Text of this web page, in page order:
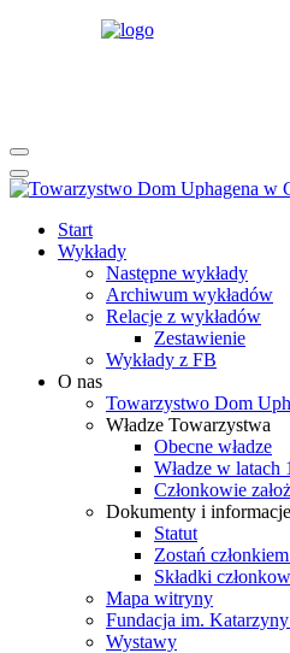
Start
Wykłady
Następne wykłady
Archiwum wykładów
Relacje z wykładów
Zestawienie
Wykłady z FB
O nas
Towarzystwo Dom
Władze Towarzystwa
Obecne władze
Władze w latach
Członkowie
Dokumenty i informacje
Statut
Zostań
Składki
Mapa witryny
Fundacja im.
Wystawy